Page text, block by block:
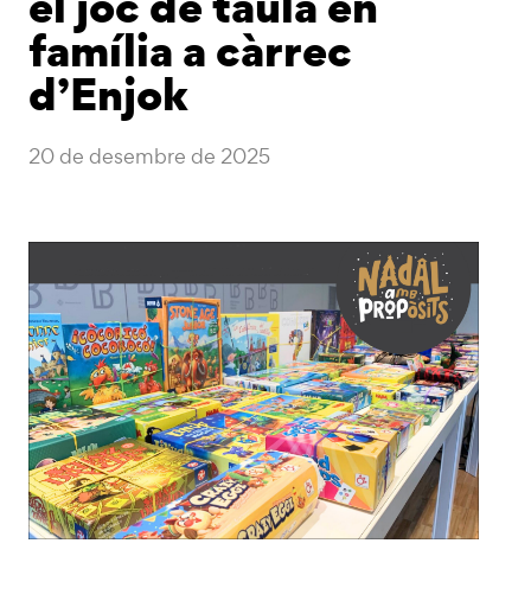
família a càrrec
d’Enjok
20 de desembre de 2025